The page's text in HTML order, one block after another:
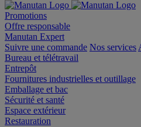
Promotions
Offre responsable
Manutan Expert
Suivre une commande Nos services
Bureau et télétravail
Entrepôt
Fournitures industrielles et outillage
Emballage et bac
Sécurité et santé
Espace extérieur
Restauration